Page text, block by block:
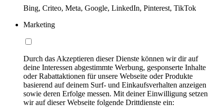
Bing, Criteo, Meta, Google, LinkedIn, Pinterest, TikTok
Marketing
Durch das Akzeptieren dieser Dienste können wir dir auf
deine Interessen abgestimmte Werbung, gesponserte Inhalte
oder Rabattaktionen für unsere Webseite oder Produkte
basierend auf deinem Surf- und Einkaufsverhalten anzeigen
sowie deren Erfolge messen. Mit deiner Einwilligung setzen
wir auf dieser Webseite folgende Drittdienste ein: